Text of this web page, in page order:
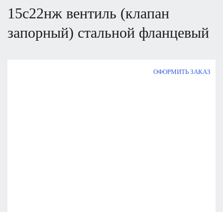
15с22нж вентиль (клапан
запорный) стальной фланцевый
ОФОРМИТЬ ЗАКАЗ